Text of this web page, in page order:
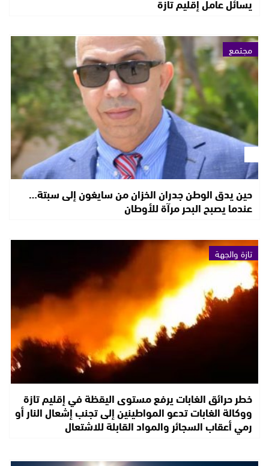
مجتمع
حين يدق الوطن جدران الخزان من سايغون إلى سبتة…
عندما يصبح البحر مرآة للأوطان
تازة والجهة
خطر حرائق الغابات يرفع مستوى اليقظة في إقليم تازة
ووكالة الغابات تدعو المواطينين إلى تجنب إشعال النار أو
رمي أعقاب السجائر والمواد القابلة للاشتعال